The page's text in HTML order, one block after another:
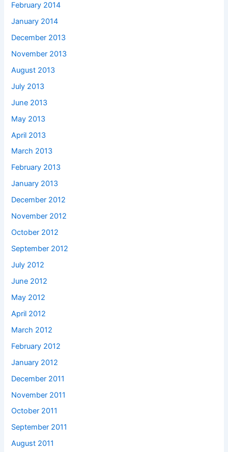
February 2014
January 2014
December 2013
November 2013
August 2013
July 2013
June 2013
May 2013
April 2013
March 2013
February 2013
January 2013
December 2012
November 2012
October 2012
September 2012
July 2012
June 2012
May 2012
April 2012
March 2012
February 2012
January 2012
December 2011
November 2011
October 2011
September 2011
August 2011